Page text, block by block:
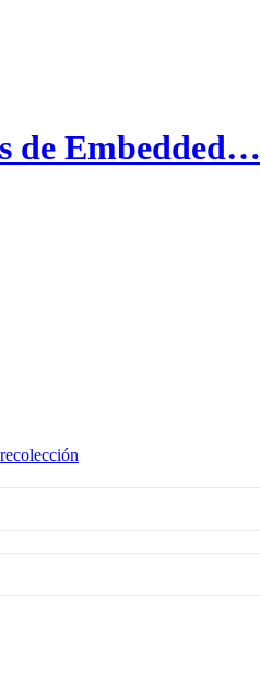
de Embedded…